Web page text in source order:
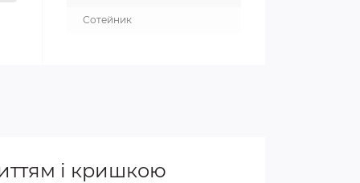
Сотейник
і кришкою